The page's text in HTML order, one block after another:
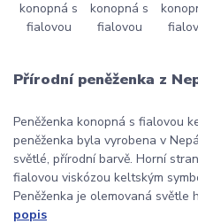
Přírodní peněženka z
Peněženka konopná s
peněženka byla vyrobena v
světlé, přírodní barvě. Horní
fialovou viskózou keltským
Peněženka je olemovaná
popis